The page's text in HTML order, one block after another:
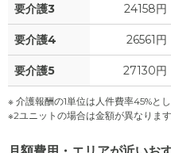
要介護3 24158円
要介護4 26561円
要介護5 27130円
※ 介護報酬の1単位は人件費率45%と
※2ユニットの場合は金額が異なります